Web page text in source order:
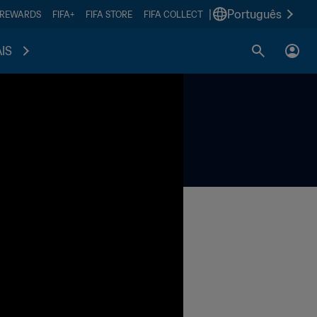
FIFA+ FIFA STORE FIFA COLLECT Português